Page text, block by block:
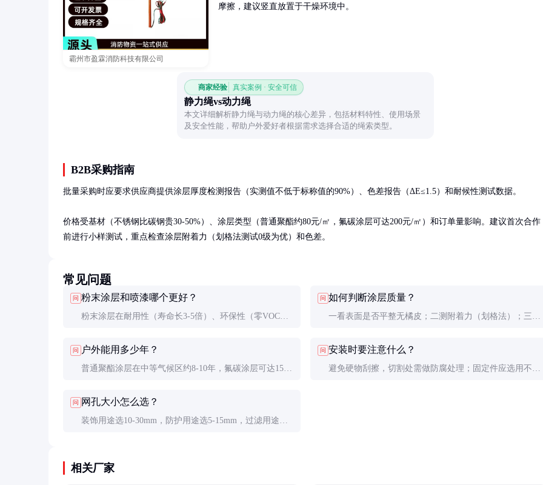
霸州市盈霖消防科技有限公司
摩擦，建议竖直放置于干燥环境中。
商家经验 真实案例 · 安全可信
静力绳vs动力绳
本文详细解析静力绳与动力绳的核心差异，包括材料特性、使用场景
及安全性能，帮助户外爱好者根据需求选择合适的绳索类型。
B2B采购指南
批量采购时应要求供应商提供涂层厚度检测报告（实测值不低于标称值的90%）、色差报告（ΔE≤1.5）和耐候性测试数据。
价格受基材（不锈钢比碳钢贵30-50%）、涂层类型（普通聚酯约80元/㎡，氟碳涂层可达200元/㎡）和订单量影响。建议首次合作
前进行小样测试，重点检查涂层附着力（划格法测试0级为优）和色差。
常见问题
问 粉末涂层和喷漆哪个更好？
粉末涂层在耐用性（寿命长3-5倍）、环保性（零VOC）
少，适合大批量标准化生产。
问 如何判断涂层质量？
一看表面是否平整无橘皮；二测附着力（划格法）；三验
产品这四项指标都应达标。
问 户外能用多少年？
普通聚酯涂层在中等气候区约8-10年，氟碳涂层可达15年
响较大。
问 安装时要注意什么？
避免硬物刮擦，切割处需做防腐处理；固定件应选用不锈
问 网孔大小怎么选？
装饰用途选10-30mm，防护用途选5-15mm，过滤用途根
相关厂家